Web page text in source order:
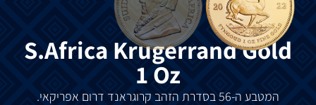
S.Africa Krugerrand Gold
1 Oz
המטבע ה-56 בסדרת הזהב קרוגראנד דרום אפריקאי.